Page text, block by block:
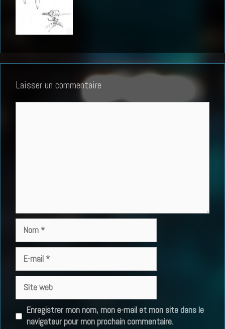
Laisser un commentaire
mail
web
Enregistrer mon nom, mon e-mail et mon site dans le
navigateur pour mon prochain commentaire.